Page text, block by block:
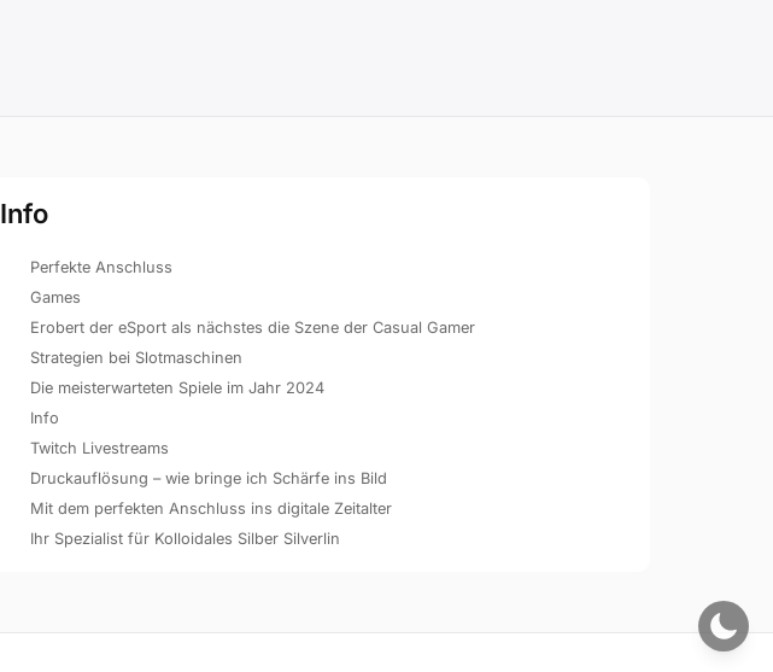
Info
Perfekte Anschluss
Games
Erobert der eSport als nächstes die Szene der Casual Gamer
Strategien bei Slotmaschinen
Die meisterwarteten Spiele im Jahr 2024
Info
Twitch Livestreams
Druckauflösung – wie bringe ich Schärfe ins Bild
Mit dem perfekten Anschluss ins digitale Zeitalter
Ihr Spezialist für Kolloidales Silber Silverlin